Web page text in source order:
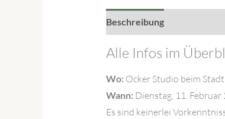
Beschreibung
Alle Infos im
Wo: Ocker Studio beim
Wann: Dienstag, 11.
Es sind keinerlei